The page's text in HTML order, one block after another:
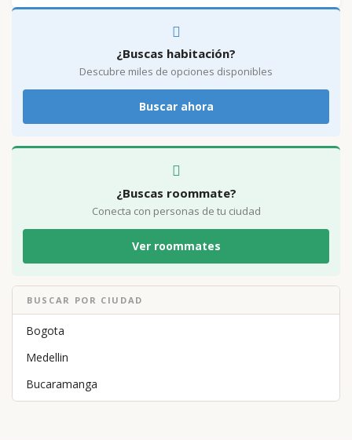
¿Buscas habitación?
Descubre miles de opciones disponibles
Buscar ahora
¿Buscas roommate?
Conecta con personas de tu ciudad
Ver roommates
BUSCAR POR CIUDAD
Bogota
Medellin
Bucaramanga